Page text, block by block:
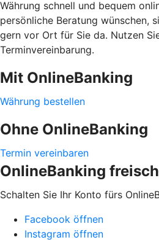
Währung schnell und bequem
persönliche Beratung wünschen,
gern vor Ort für Sie da. Nutzen
Terminvereinbarung.
Mit OnlineBanking
Währung bestellen
Ohne OnlineBanking
Termin vereinbaren
OnlineBanking
Schalten Sie Ihr Konto fürs
Facebook öffnen
Instagram öffnen